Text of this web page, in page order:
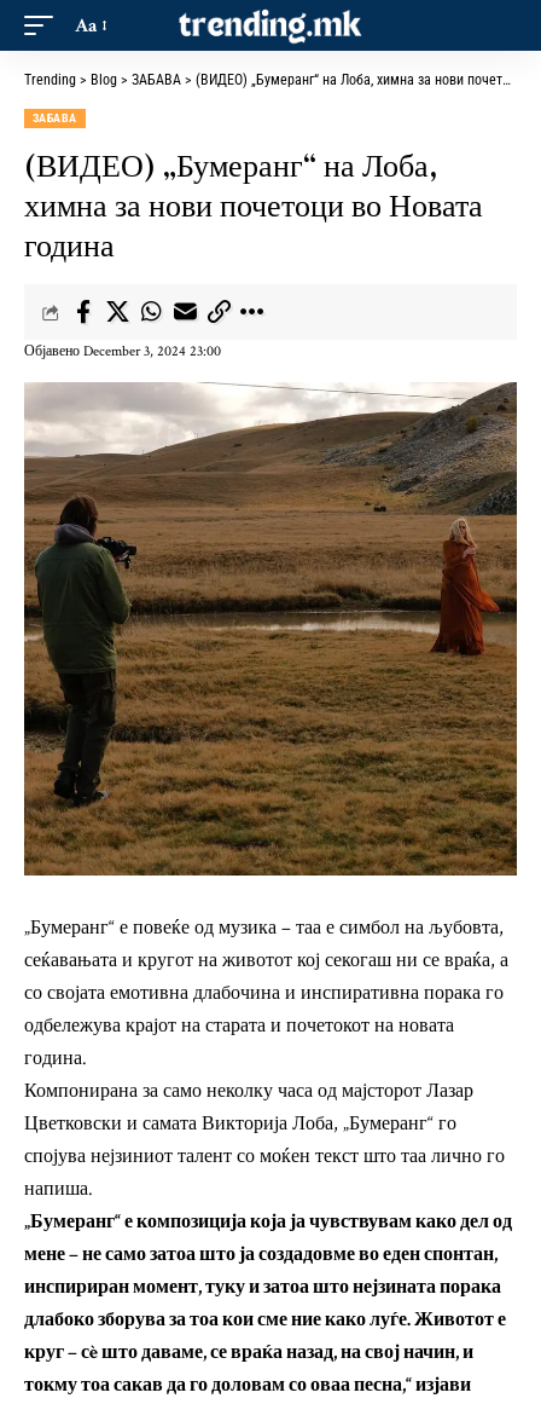
Aa
Trending > Blog > ЗАБАВА > (ВИДЕО) „Бумеранг“ на Лоба, химна за нови почетоци во Новата година
ЗАБАВА
(ВИДЕО) „Бумеранг“ на Лоба,
химна за нови почетоци во Новата
година
Објавено December 3, 2024 23:00
„Бумеранг“ е повеќе од музика – таа е симбол на љубовта,
сеќавањата и кругот на животот кој секогаш ни се враќа, а
со својата емотивна длабочина и инспиративна порака го
одбележува крајот на старата и почетокот на новата
година.
Компонирана за само неколку часа од мајсторот Лазар
Цветковски и самата Викторија Лоба, „Бумеранг“ го
спојува нејзиниот талент со моќен текст што таа лично го
напиша.
„Бумеранг“ е композиција која ја чувствувам како дел од
мене – не само затоа што ја создадовме во еден спонтан,
инспириран момент, туку и затоа што нејзината порака
длабоко зборува за тоа кои сме ние како луѓе. Животот е
круг – сè што даваме, се враќа назад, на свој начин, и
токму тоа сакав да го доловам со оваа песна,“ изјави